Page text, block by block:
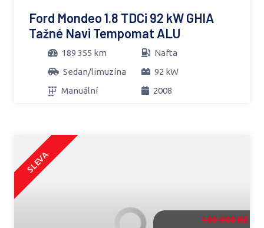
Ford Mondeo 1.8 TDCi 92 kW GHIA
Tažné Navi Tempomat ALU
189 355 km
Nafta
Sedan/limuzína
92 kW
Manuální
2008
SLEVA
149 900 Kč